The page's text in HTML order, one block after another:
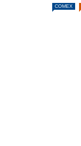
COMEX